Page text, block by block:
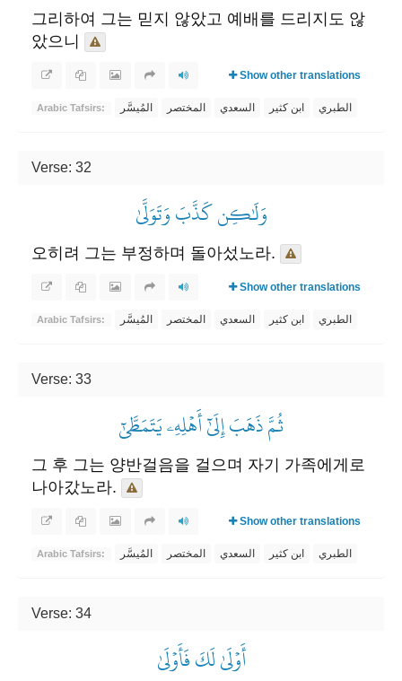
그리하여 그는 믿지 않았고 예배를 드리지도 않
았으니
Show other translations
Arabic Tafsirs: المُيسَّر المختصر السعدي ابن كثير الطبري
Verse: 32
وَلَٰكِن كَذَّبَ وَتَوَلَّىٰ
오히려 그는 부정하며 돌아섰노라.
Show other translations
Arabic Tafsirs: المُيسَّر المختصر السعدي ابن كثير الطبري
Verse: 33
ثُمَّ ذَهَبَ إِلَىٰٓ أَهۡلِهِۦ يَتَمَطَّىٰٓ
그 후 그는 양반걸음을 걸으며 자기 가족에게로
나아갔노라.
Show other translations
Arabic Tafsirs: المُيسَّر المختصر السعدي ابن كثير الطبري
Verse: 34
أَوۡلَىٰ لَكَ فَأَوۡلَىٰ